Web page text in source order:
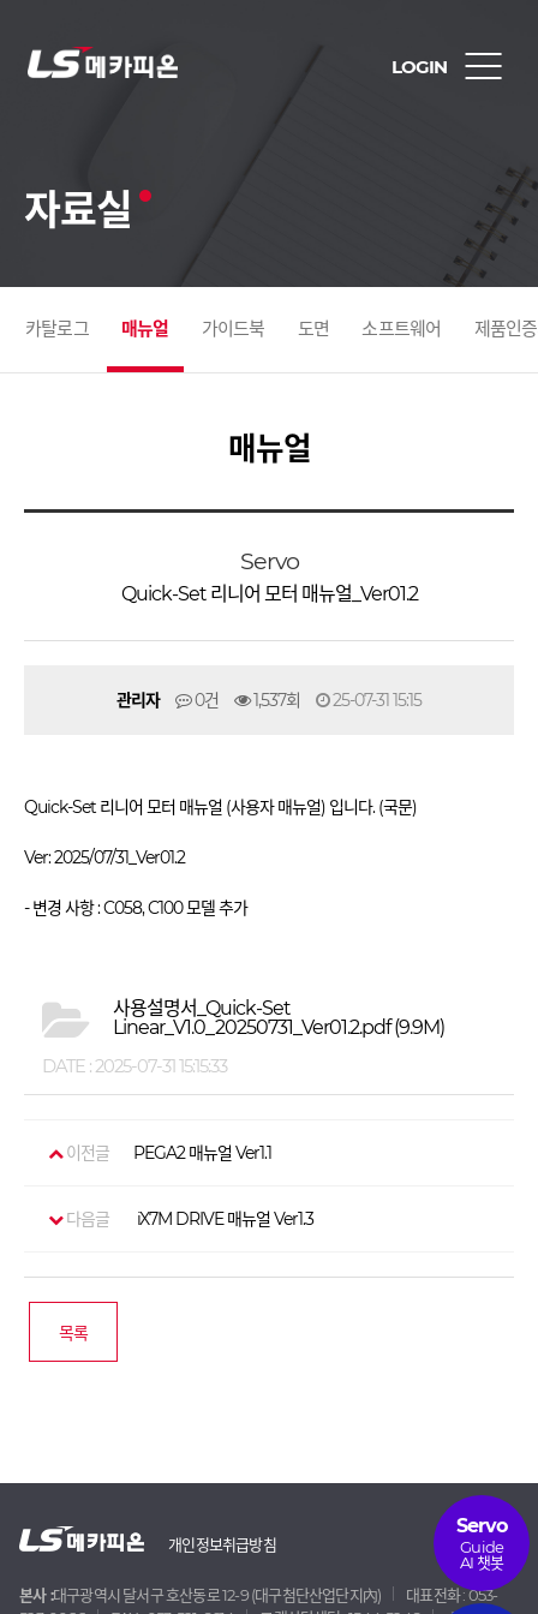
LOGIN
자료실
카탈로그 매뉴얼 가이드북 도면 소프트웨어 제품인
매뉴얼
Servo
Quick-Set 리니어 모터 매뉴얼_Ver01.2
관리자 0건 1,537회 25-07-31 15:15
Quick-Set 리니어 모터 매뉴얼 (사용자 매뉴얼) 입니다. (국문)
Ver: 2025/07/31_Ver01.2
- 변경 사항 : C058, C100 모델 추가
사용설명서_Quick-Set
Linear_V1.0_20250731_Ver01.2.pdf(9.9M)
DATE : 2025-07-31 15:15:33
이전글 PEGA2 매뉴얼 Ver1.1
다음글 iX7M DRIVE 매뉴얼 Ver1.3
목록
개인정보취급방침
본사 :대구광역시 달서구 호산동로 12-9 (대구첨단산업단지內)
대표전화 : 053-
Servo
Guide
AI 챗봇